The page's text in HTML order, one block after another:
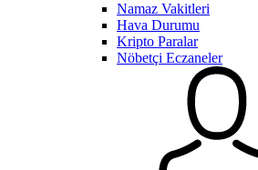
Namaz Vakitleri
Hava Durumu
Kripto Paralar
Nöbetçi Eczaneler